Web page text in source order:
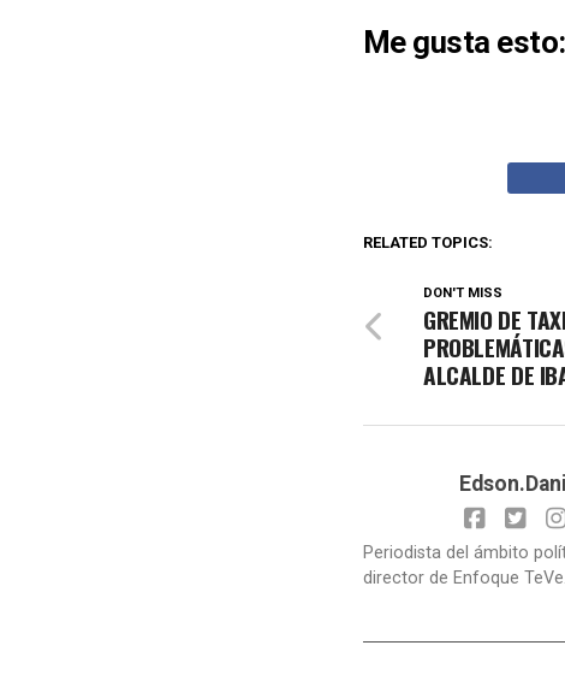
Me gusta esto:
RELATED TOPICS:
DON'T MISS
GREMIO DE
ALCALDE DE
Periodista del ámbito
director de Enfoque TeVe.